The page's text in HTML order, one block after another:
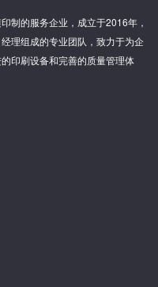
制的服务企业，成立于2016年，
理组成的专业团队，致力于为企
印刷设备和完善的质量管理体